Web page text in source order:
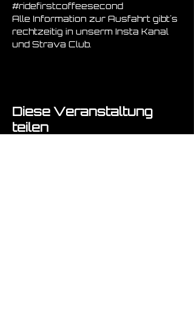
#ridefirstcoffeesecond
Alle Information zur Ausfahrt gibt´s
rechtzeitig in unserm Insta Kanal
und Strava Club.
Diese Veranstaltung
teilen